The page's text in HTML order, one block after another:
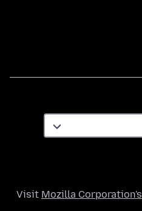
Visit Mozilla Corporation's